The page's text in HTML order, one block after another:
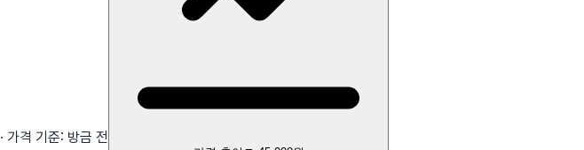
· 가격 기준: 방금 전